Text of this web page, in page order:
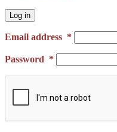
Log in
Email address *
Password *